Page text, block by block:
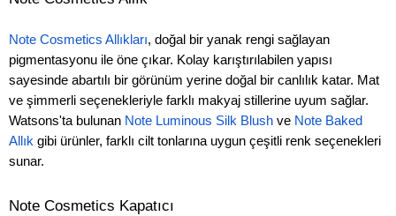
Note Cosmetics Allıkları, doğal bir yanak rengi sağlayan
pigmentasyonu ile öne çıkar. Kolay karıştırılabilen yapısı
sayesinde abartılı bir görünüm yerine doğal bir canlılık katar. Mat
ve şimmerli seçenekleriyle farklı makyaj stillerine uyum sağlar.
Watsons'ta bulunan Note Luminous Silk Blush ve Note Baked
Allık gibi ürünler, farklı cilt tonlarına uygun çeşitli renk seçenekleri
sunar.
Note Cosmetics Kapatıcı